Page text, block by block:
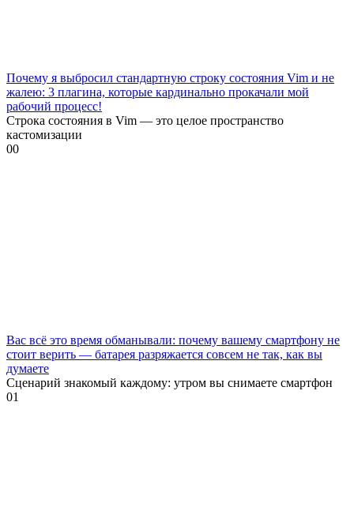
Почему я выбросил стандартную строку состояния Vim и не
жалею: 3 плагина, которые кардинально прокачали мой
рабочий процесс!
Строка состояния в Vim — это целое пространство
кастомизации
00
Вас всё это время обманывали: почему вашему смартфону не
стоит верить — батарея разряжается совсем не так, как вы
думаете
Сценарий знакомый каждому: утром вы снимаете смартфон
01